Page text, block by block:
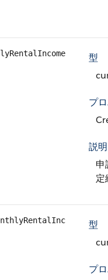
型
プ
説明
申
定
型
プ